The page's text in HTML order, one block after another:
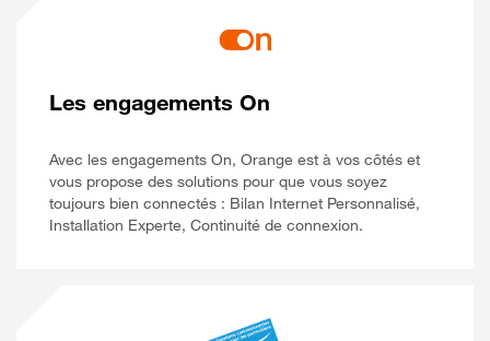
Les engagements On
Avec les engagements On, Orange est à vos côtés et
vous propose des solutions pour que vous soyez
toujours bien connectés : Bilan Internet Personnalisé,
Installation Experte, Continuité de connexion.